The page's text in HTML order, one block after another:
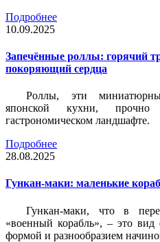
Подробнее
10.09.2025
Запечённые роллы: горячий
покоряющий сердца
Роллы, эти
японской кухни,
гастрономическом ландшафте.
Подробнее
28.08.2025
Гункан-маки: маленькие
Гункан-маки, что в
«военный корабль», – это
формой и разнообразием